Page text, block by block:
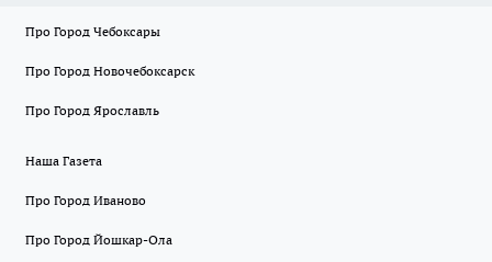
Про Город Чебоксары
Про Город Новочебоксарск
Про Город Ярославль
Наша Газета
Про Город Иваново
Про Город Йошкар-Ола